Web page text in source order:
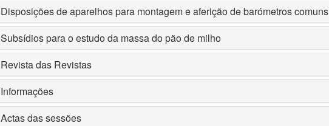
Disposições de aparelhos para montagem e aferição de barómetros comuns
Subsídios para o estudo da massa do pão de milho
Revista das Revistas
Informações
Actas das sessões